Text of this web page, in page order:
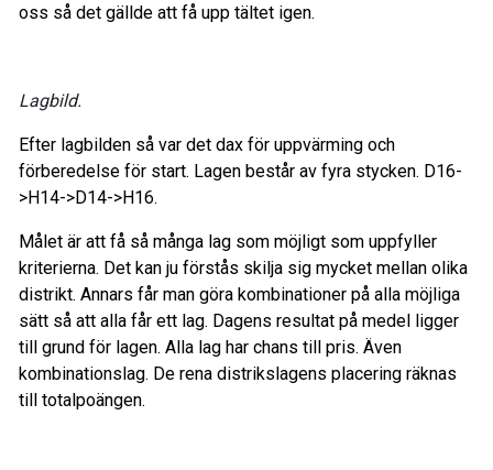
oss så det gällde att få upp tältet igen.
Lagbild.
Efter lagbilden så var det dax för uppvärming och
förberedelse för start. Lagen består av fyra stycken. D16-
>H14->D14->H16.
Målet är att få så många lag som möjligt som uppfyller
kriterierna. Det kan ju förstås skilja sig mycket mellan olika
distrikt. Annars får man göra kombinationer på alla möjliga
sätt så att alla får ett lag. Dagens resultat på medel ligger
till grund för lagen. Alla lag har chans till pris. Även
kombinationslag. De rena distrikslagens placering räknas
till totalpoängen.